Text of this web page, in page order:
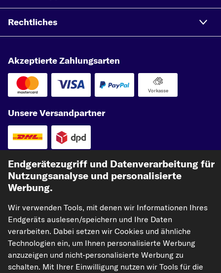
Rechtliches
Akzeptierte Zahlungsarten
Vorkasse
Unsere Versandpartner
kfzteile24.de carpardoo.nl
carpardoo.fr
carpardoo.dk
Endgerätezugriff und Datenverarbeitung für
Nutzungsanalyse und personalisierte
Werbung.
Wir verwenden Tools, mit denen wir Informationen Ihres
Endgeräts auslesen/speichern und Ihre Daten
verarbeiten. Dabei setzen wir Cookies und ähnliche
Technologien ein, um Ihnen personalisierte Werbung
anzuzeigen und nicht-personalisierte Werbung zu
schalten. Mit Ihrer Einwilligung nutzen wir Tools für die